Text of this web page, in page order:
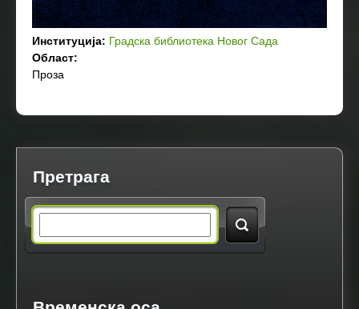
Институција: Градска библиотека Новог Сада
Област:
Проза
Претрага
a